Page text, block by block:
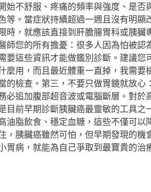
始不舒服、疼痛的頻率與強度、是否
等。當症狀持續超過一週且沒有明顯
時，就應該直接到肝膽腸胃科或胰臟
師您的所有擔憂：很多人因為怕被認
要這些資訊才能做鑑別診斷。建議您
麼用，而且最近體重一直掉，我需要
的檢查。第三，不要只做胃鏡就放心
必追加腹部超音波或電腦斷層。對於
前早期診斷胰臟癌最靈敏的工具之
油脂飲食、穩定血糖，這些不僅可以
，胰臟癌雖然可怕，但早期發現的機
胃病，就能為自己爭取到最寶貴的治